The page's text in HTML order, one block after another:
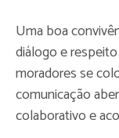
Uma boa
diálogo e
moradores se
comunicação
colaborativo e